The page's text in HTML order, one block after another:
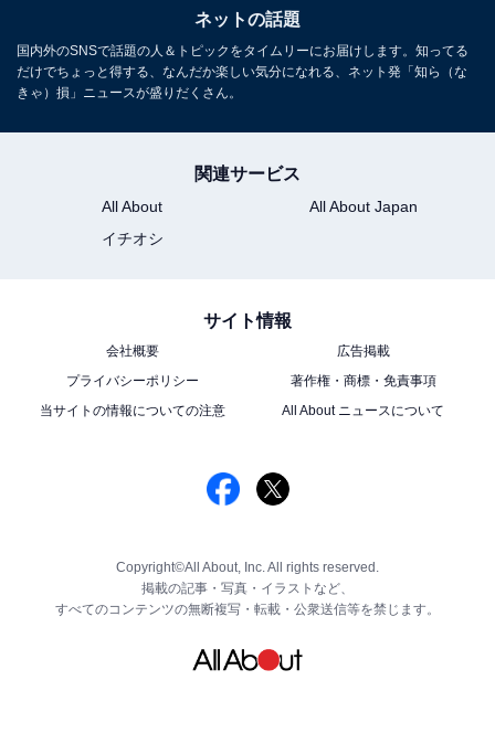
ネットの話題
国内外のSNSで話題の人＆トピックをタイムリーにお届けします。知ってる
だけでちょっと得する、なんだか楽しい気分になれる、ネット発「知ら（な
きゃ）損」ニュースが盛りだくさん。
関連サービス
All About
All About Japan
イチオシ
サイト情報
会社概要
広告掲載
プライバシーポリシー
著作権・商標・免責事項
当サイトの情報についての注意
All About ニュースについて
Copyright©All About, Inc. All rights reserved.
掲載の記事・写真・イラストなど、
すべてのコンテンツの無断複写・転載・公衆送信等を禁じます。